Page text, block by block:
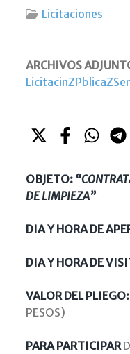
Licitaciones
ARCHIVOS
OBJETO:
DE LIMPIEZA”
DIA Y HORA DE
DIA Y HORA DE
VALOR DEL
PESOS)
PARA PARTICIPAR